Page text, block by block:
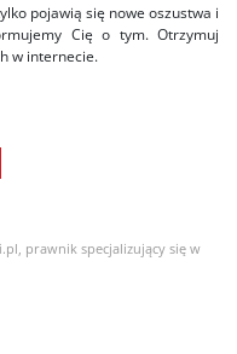
pojawią się nowe oszustwa i
Cię o tym. Otrzymuj
w internecie.
prawnik specjalizujący się w